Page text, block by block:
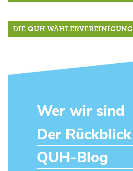
DIE QUH WÄHLERVEREINIGUNG
Wer wir sind
Der Rückblick
QUH-Blog